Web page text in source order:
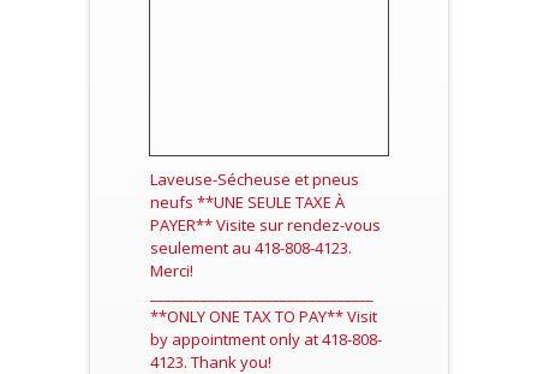
Laveuse-Sécheuse et pneus
neufs **UNE SEULE TAXE À
PAYER** Visite sur rendez-vous
seulement au 418-808-4123.
Merci!
**ONLY ONE TAX TO PAY** Visit
by appointment only at 418-808-
4123. Thank you!